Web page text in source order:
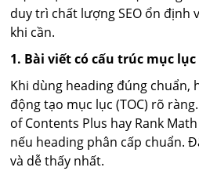
duy trì chất lượng SEO ổn định
khi cần.
1. Bài viết có cấu trúc mục
Khi dùng heading đúng chuẩn,
động tạo mục lục (TOC) rõ
of Contents Plus hay Rank
nếu heading phân cấp chuẩn.
và dễ thấy nhất.